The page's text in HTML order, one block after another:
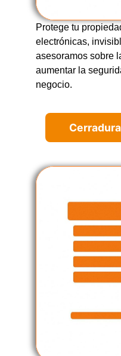
Protege tu
electrónicas,
asesoramos sobre
aumentar la
negocio.